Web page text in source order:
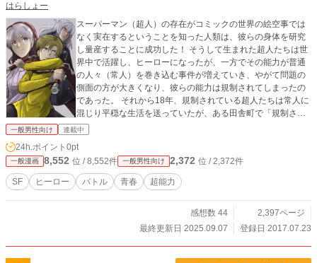
はらしょー
スーパーマン（超人）の存在がコミックの世界の絵空事では
なく実在するということを知った人類は、彼らの身体を研究
し量産することに成功した！ そうして生まれた超人たちは世
界中で活躍し、ヒーローになったが、一方でその能力が普通
の人々（常人）を巻き込む事件が増えていき、やがて問題の
側面の方が大きくなり、彼らの能力は規制されてしまったの
であった。 それから18年、規制されている超人たちは常人に
混じり平穏な生活を送っていたが、ある田舎町で「規制され
ていない」超人によるとみられる連続放火事件が起こる。か
の命を受け、放火の原因となっている超人を探し出すことに
なったが…。
一般男性向け 連載中
24h.ポイント 0pt
一般漫画 8,552 位 / 8,552件 一般男性向け 2,372 位 / 2,372件
SF ヒーロー バトル 青春 超能力
感想数 44
2,397ページ
最終更新日 2025.09.07
登録日 2017.07.23